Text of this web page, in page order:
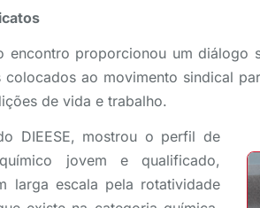
encontro proporcionou um
colocados ao movimento sindical
de vida e trabalho.
DIEESE, mostrou o perfil de
jovem e qualificado,
larga escala pela rotatividade